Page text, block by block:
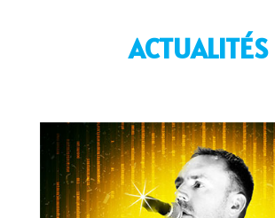
ACTUALITÉS